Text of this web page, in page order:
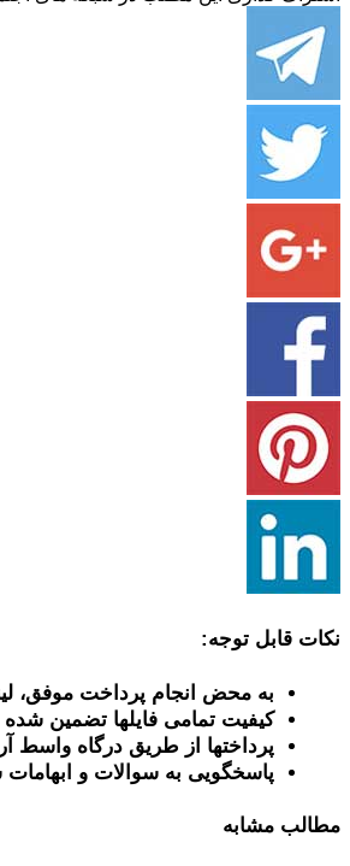
نکات قابل توجه:
به محض انجام پرداخت موفق،
کیفیت تمامی فایلها تضمین
پرداختها از طریق درگاه واسط
پاسخگویی به سوالات و
مطالب مشابه